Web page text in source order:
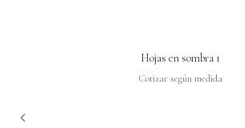
Hojas en sombra 1
Cotizar según medida